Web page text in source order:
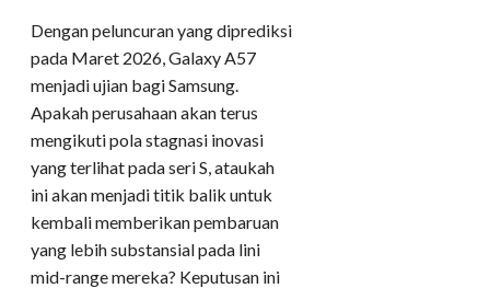
Dengan peluncuran yang diprediksi
pada Maret 2026, Galaxy A57
menjadi ujian bagi Samsung.
Apakah perusahaan akan terus
mengikuti pola stagnasi inovasi
yang terlihat pada seri S, ataukah
ini akan menjadi titik balik untuk
kembali memberikan pembaruan
yang lebih substansial pada lini
mid-range mereka? Keputusan ini